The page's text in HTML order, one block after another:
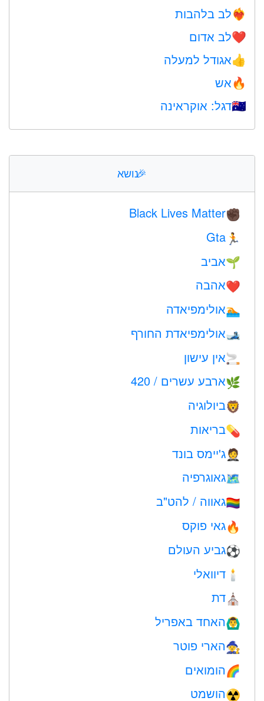
❤️‍🔥לב בלהבות
❤️לב אדום
👍אגודל למעלה
🔥אש
🇺🇦דגל: אוקראינה
🎉נושא
✊🏿
Black Lives Matter
🏃
Gta
🌱אביב
❤️️אהבה
🏊אולימפיאדה
🎿אולימפיאדת החורף
🚬אין עישון
🌿ארבע עשרים / 420
🦁ביולוגיה
💊בריאות
🤵ג'יימס בונד
🗺גאוגרפיה
🏳️‍🌈גאווה / להט"ב
🔥גאי פוקס
⚽גביע העולם
🕯 דיוואלי
⛪️דת
🙆‍♂️האחד באפריל
🧙הארי פוטר
🌈הומואים
☢️הושמט